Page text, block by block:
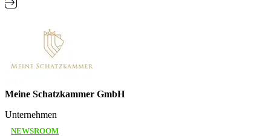
Meine Schatzkammer GmbH
Unternehmen
NEWSROOM